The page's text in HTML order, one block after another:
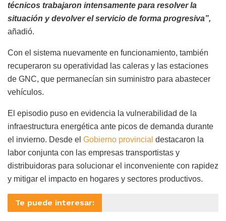
técnicos trabajaron intensamente para resolver la
situación y devolver el servicio de forma progresiva”,
añadió.
Con el sistema nuevamente en funcionamiento, también
recuperaron su operatividad las caleras y las estaciones
de GNC, que permanecían sin suministro para abastecer
vehículos.
El episodio puso en evidencia la vulnerabilidad de la
infraestructura energética ante picos de demanda durante
el invierno. Desde el Gobierno provincial destacaron la
labor conjunta con las empresas transportistas y
distribuidoras para solucionar el inconveniente con rapidez
y mitigar el impacto en hogares y sectores productivos.
Te puede interesar: